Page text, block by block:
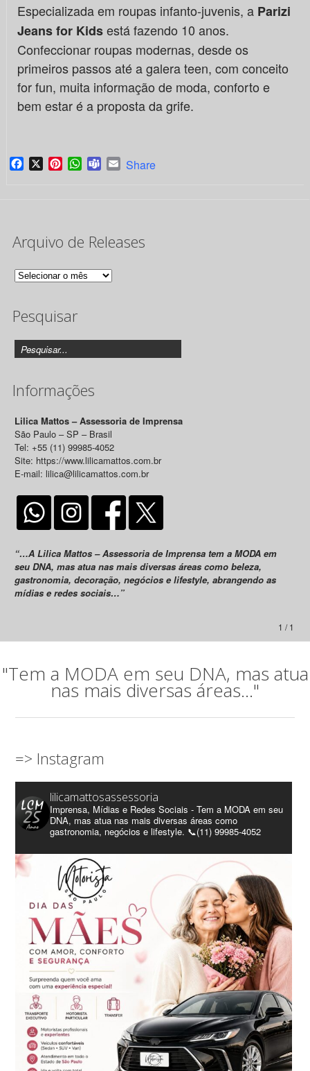
Especializada em roupas infanto-juvenis, a Parizi
Jeans for Kidsestá fazendo 10 anos.
Confeccionar roupas modernas, desde os
primeiros passos até a galera teen, com conceito
for fun, muita informação de moda, conforto e
bem estar é a proposta da grife.
Facebook
X PinterestWhatsApp
TeamsEmail
Share
Arquivo de Releases
Arquivo
Releases
Pesquisar
Informações
Lilica Mattos – Assessoria de Imprensa
São Paulo – SP – Brasil
Tel: +55 (11) 99985-4052
Site: https://www.lilicamattos.com.br
E-mail: lilica@lilicamattos.com.br
“…A Lilica Mattos – Assessoria de Imprensa tem a MODA em
seu DNA, mas atua nas mais diversas áreas como beleza,
gastronomia, decoração, negócios e lifestyle, abrangendo as
mídias e redes sociais…”
1 / 1
"Tem a MODA em seu DNA, mas atua
nas mais diversas áreas..."
=> Instagram
lilicamattosassessoria
Imprensa, Mídias e Redes Sociais - Tem a MODA em seu
DNA, mas atua nas mais diversas áreas como
gastronomia, negócios e lifestyle. 📞(11) 99985-4052